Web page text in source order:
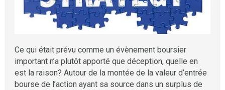
Ce qui était prévu comme un évènement boursier
important n’a plutôt apporté que déception, quelle en
est la raison? Autour de la montée de la valeur d’entrée
bourse de l’action ayant sa source dans un surplus de